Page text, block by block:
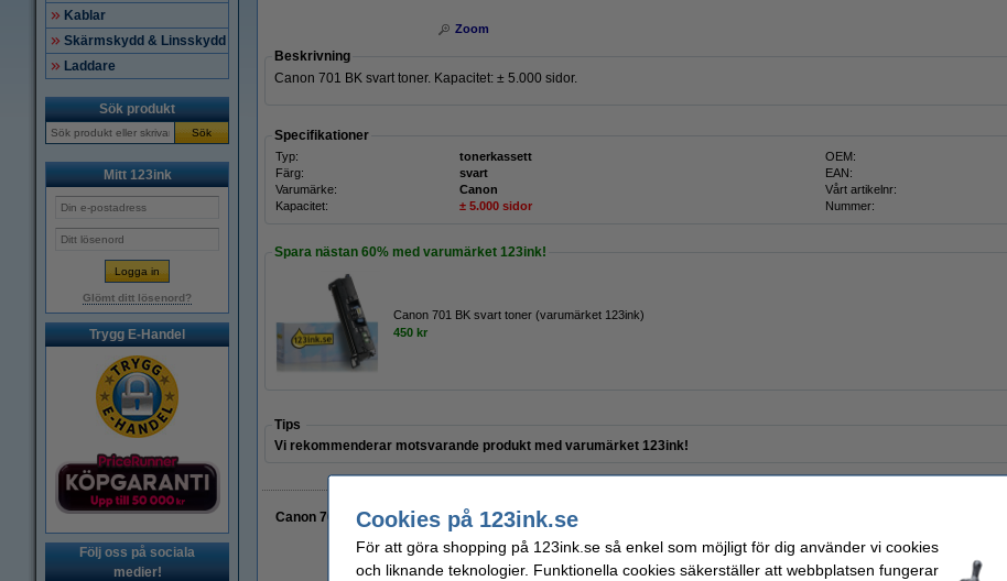
Kablar
Skärmskydd & Linsskydd
Laddare
Sök produkt
Sök
Mitt 123ink
Glömt ditt lösenord?
Trygg E-Handel
Följ oss på sociala
medier!
Zoom
Beskrivning
Canon 701 BK svart toner. Kapacitet: ± 5.000 sidor.
Specifikationer
Typ: tonerkassett OEM:
Färg:
svart EAN:
Varumärke:
Canon Vårt artikelnr:
Kapacitet:
± 5.000 sidor Nummer:
Spara nästan 60% med varumärket 123ink!
Canon 701 BK svart toner (varumärket 123ink)
450 kr
Tips
Vi rekommenderar motsvarande produkt med varumärket 123ink!
Canon 701 BK svart toner (varumärket 123ink)
Cookies på 123ink.se
För att göra shopping på 123ink.se så enkel som möjligt för dig använder vi cookies
och liknande teknologier. Funktionella cookies säkerställer att webbplatsen fungerar